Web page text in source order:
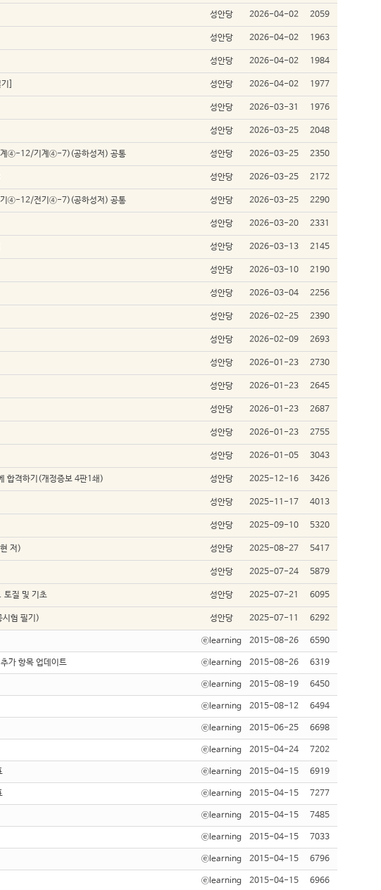
성안당 2026-04-02 2059
성안당 2026-04-02 1963
성안당 2026-04-02 1984
] 성안당 2026-04-02 1977
성안당 2026-03-31 1976
성안당 2026-03-25 2048
계④-12/기계④-7)(공하성저) 공통 성안당 2026-03-25 2350
성안당 2026-03-25 2172
기④-12/전기④-7)(공하성저) 공통 성안당 2026-03-25 2290
성안당 2026-03-20 2331
성안당 2026-03-13 2145
성안당 2026-03-10 2190
성안당 2026-03-04 2256
성안당 2026-02-25 2390
성안당 2026-02-09 2693
성안당 2026-01-23 2730
성안당 2026-01-23 2645
성안당 2026-01-23 2687
성안당 2026-01-23 2755
성안당 2026-01-05 3043
합격하기(개정증보 4판1쇄) 성안당 2025-12-16 3426
성안당 2025-11-17 4013
성안당 2025-09-10 5320
저) 성안당 2025-08-27 5417
성안당 2025-07-24 5879
토질 및 기초 성안당 2025-07-21 6095
험 필기) 성안당 2025-07-11 6292
ⓔlearning 2015-08-26 6590
가 항목 업데이트 ⓔlearning 2015-08-26 6319
ⓔlearning 2015-08-19 6450
ⓔlearning 2015-08-12 6494
ⓔlearning 2015-06-25 6698
ⓔlearning 2015-04-24 7202
ⓔlearning 2015-04-15 6919
ⓔlearning 2015-04-15 7277
ⓔlearning 2015-04-15 7485
ⓔlearning 2015-04-15 7033
ⓔlearning 2015-04-15 6796
ⓔlearning 2015-04-15 6966